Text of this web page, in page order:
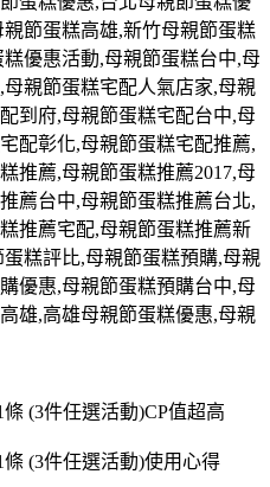
親節蛋糕高雄,新竹母親節蛋糕
糕優惠活動,母親節蛋糕台中,母
,母親節蛋糕宅配人氣店家,母親
到府,母親節蛋糕宅配台中,母
配彰化,母親節蛋糕宅配推薦,
推薦,母親節蛋糕推薦2017,母
薦台中,母親節蛋糕推薦台北,
推薦宅配,母親節蛋糕推薦新
蛋糕評比,母親節蛋糕預購,母親
優惠,母親節蛋糕預購台中,母
雄,高雄母親節蛋糕優惠,母親
(3件任選活動)CP值超高
條 (3件任選活動)使用心得